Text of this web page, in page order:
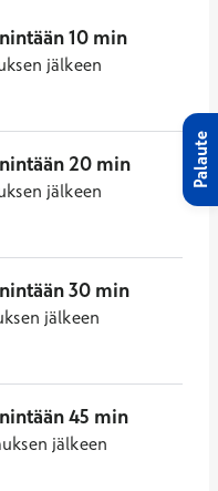
10 min
jälkeen
20 min
jälkeen
30 min
jälkeen
45 min
jälkeen
Palaute